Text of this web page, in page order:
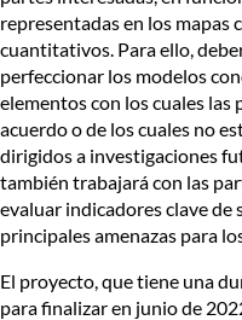
representadas en los mapas
cuantitativos. Para ello,
perfeccionar los modelos
elementos con los cuales las
acuerdo o de los cuales no
dirigidos a investigaciones
también trabajará con las
evaluar indicadores clave de
principales amenazas para
El proyecto, que tiene una
para finalizar en junio de